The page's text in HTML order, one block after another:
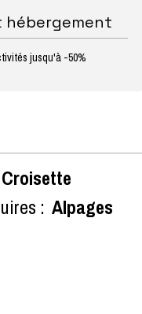
hébergement
jusqu'à -50%
: Alpages